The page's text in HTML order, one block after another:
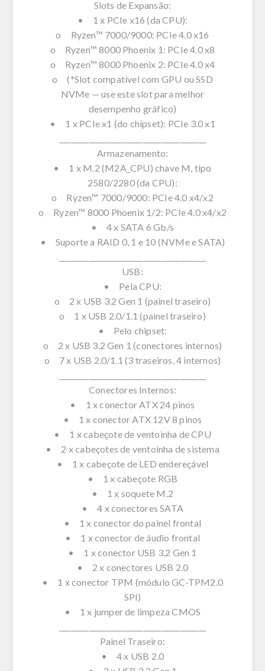
Slots de Expansão:
• 1 x PCIe x16 (da CPU):
o Ryzen™ 7000/9000: PCIe 4.0 x16
o Ryzen™ 8000 Phoenix 1: PCIe 4.0 x8
o Ryzen™ 8000 Phoenix 2: PCIe 4.0 x4
o (*Slot compatível com GPU ou SSD
NVMe — use este slot para melhor
desempenho gráfico)
• 1 x PCIe x1 (do chipset): PCIe 3.0 x1
Armazenamento:
• 1 x M.2 (M2A_CPU) chave M, tipo
2580/2280 (da CPU):
o Ryzen™ 7000/9000: PCIe 4.0 x4/x2
o Ryzen™ 8000 Phoenix 1/2: PCIe 4.0 x4/x2
• 4 x SATA 6 Gb/s
• Suporte a RAID 0, 1 e 10 (NVMe e SATA)
USB:
• Pela CPU:
o 2 x USB 3.2 Gen 1 (painel traseiro)
o 1 x USB 2.0/1.1 (painel traseiro)
• Pelo chipset:
o 2 x USB 3.2 Gen 1 (conectores internos)
o 7 x USB 2.0/1.1 (3 traseiros, 4 internos)
Conectores Internos:
• 1 x conector ATX 24 pinos
• 1 x conector ATX 12V 8 pinos
• 1 x cabeçote de ventoinha de CPU
• 2 x cabeçotes de ventoinha de sistema
• 1 x cabeçote de LED endereçável
• 1 x cabeçote RGB
• 1 x soquete M.2
• 4 x conectores SATA
• 1 x conector do painel frontal
• 1 x conector de áudio frontal
• 1 x conector USB 3.2 Gen 1
• 2 x conectores USB 2.0
• 1 x conector TPM (módulo GC-TPM2.0
SPI)
• 1 x jumper de limpeza CMOS
Painel Traseiro:
• 4 x USB 2.0